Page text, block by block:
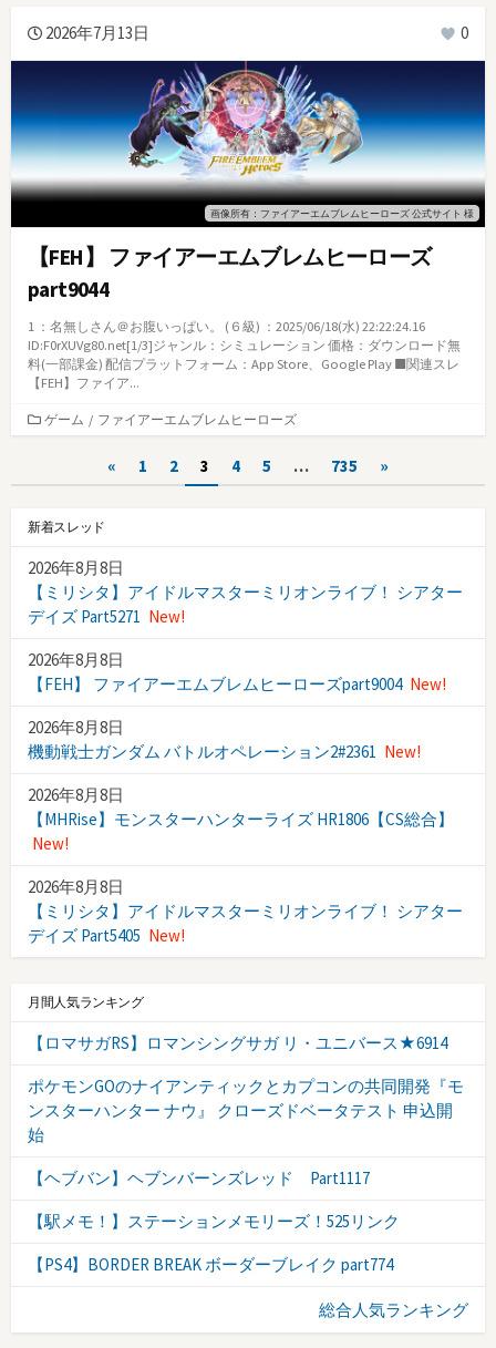
リ2026年7月13日 0
画像所有：ファイアーエムブレムヒーローズ 公式サイト 様
【FEH】 ファイアーエムブレムヒーローズ
part9044
1 ：名無しさん＠お腹いっぱい。 (６級) ：2025/06/18(水) 22:22:24.16
ID:F0rXUVg80.net[1/3]ジャンル：シミュレーション 価格：ダウンロード無
料(一部課金) 配信プラットフォーム：App Store、Google Play ■関連スレ
【FEH】ファイア...
カ
テ
リ
ゲーム / ファイアーエムブレムヒーローズ
ナ
ビ
ゲ
ー
ョ
« 1 2 3 4 5 … 735 »
新着スレッド
2026年8月8日
【ミリシタ】アイドルマスターミリオンライブ！ シアター
デイズ Part5271 New!
2026年8月8日
【FEH】 ファイアーエムブレムヒーローズpart9004 New!
2026年8月8日
機動戦士ガンダム バトルオペレーション2#2361 New!
2026年8月8日
【MHRise】モンスターハンターライズ HR1806【CS総合】
New!
2026年8月8日
【ミリシタ】アイドルマスターミリオンライブ！ シアター
デイズ Part5405 New!
月間人気ランキング
【ロマサガRS】ロマンシングサガ リ・ユニバース★6914
ポケモンGOのナイアンティックとカプコンの共同開発『モ
ンスターハンター ナウ』 クローズドベータテスト 申込開
始
【ヘブバン】ヘブンバーンズレッド Part1117
【駅メモ！】ステーションメモリーズ！525リンク
【PS4】BORDER BREAK ボーダーブレイク part774
総合人気ランキング